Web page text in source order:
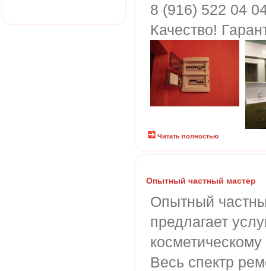
8 (916) 522 04
Качество!
Читать полностью
Опытный частный мастер
Опытный
предлагает
Весь спектр